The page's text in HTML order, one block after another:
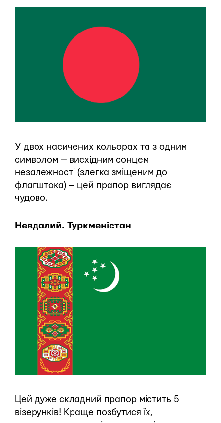
У двох насичених кольорах та з одним
символом — висхідним сонцем
незалежності (злегка зміщеним до
флагштока) — цей прапор виглядає
чудово.
Невдалий. Туркменістан
Цей дуже складний прапор містить 5
візерунків! Краще позбутися їх,